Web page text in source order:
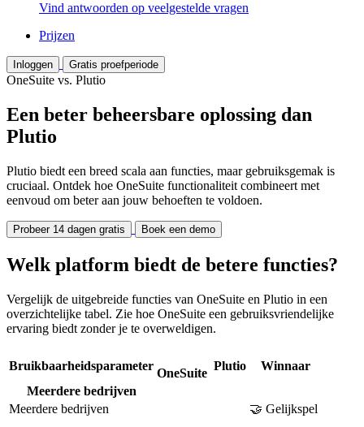
Vind antwoorden op veelgestelde vragen
Prijzen
Inloggen Gratis proefperiode
OneSuite vs. Plutio
Een beter beheersbare oplossing dan
Plutio
Plutio biedt een breed scala aan functies, maar gebruiksgemak is
cruciaal. Ontdek hoe OneSuite functionaliteit combineert met
eenvoud om beter aan jouw behoeften te voldoen.
Probeer 14 dagen gratis Boek een demo
Welk platform biedt de betere functies?
Vergelijk de uitgebreide functies van OneSuite en Plutio in een
overzichtelijke tabel. Zie hoe OneSuite een gebruiksvriendelijke
ervaring biedt zonder je te overweldigen.
Bruikbaarheidsparameter
OneSuite
Plutio
Winnaar
Meerdere bedrijven
Meerdere bedrijven
🤝 Gelijkspel